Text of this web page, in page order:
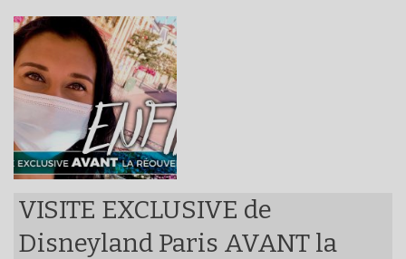
VISITE EXCLUSIVE de
Disneyland Paris AVANT la